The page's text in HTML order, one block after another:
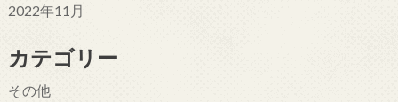
2022年11月
カテゴリー
その他